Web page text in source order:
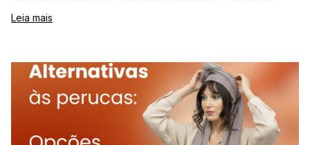
fixação. Para proteger o alongamento, é essencial molhar os
manter uma rotina de hidratação reforçada. Para quem vai
frequentar mar e piscina com frequência, opções como
apliques removíveis ou fibras premium são alternativas mais
práticas e estratégicas para o verão. Com cuidados simples e
consistentes, é possível manter o mega hair bonito, macio e
durável durante toda a estação.
Leia mais